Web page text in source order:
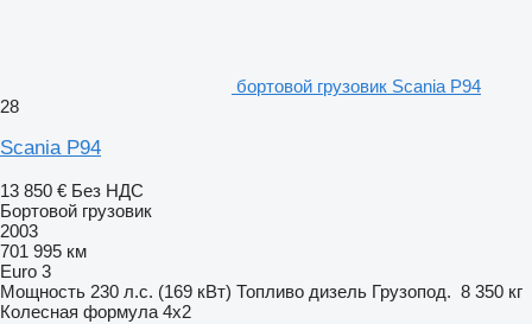
бортовой грузовик Scania P94
28
Scania P94
13 850 € Без НДС
Бортовой грузовик
2003
701 995 км
Euro 3
Мощность 230 л.с. (169 кВт) Топливо дизель Грузопод. 8 350 кг
Колесная формула 4x2